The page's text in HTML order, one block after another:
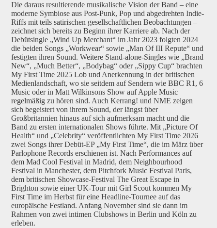
Die daraus resultierende musikalische Vision der Band – eine
moderne Symbiose aus Post-Punk, Pop und abgedrehten Indie-
Riffs mit teils satirischen gesellschaftlichen Beobachtungen –
zeichnet sich bereits zu Beginn ihrer Karriere ab. Nach der
Debütsingle „Wind Up Merchant“ im Jahr 2023 folgten 2024
die beiden Songs „Workwear“ sowie „Man Of III Repute“ und
festigten ihren Sound. Weitere Stand-alone-Singles wie „Brand
New“, „Much Better“, „Bodybag“ oder „Sippy Cup“ brachten
My First Time 2025 Lob und Anerkennung in der britischen
Medienlandschaft, wo sie seitdem auf Sendern wie BBC R1, 6
Music oder in Matt Wilkinsons Show auf Apple Music
regelmäßig zu hören sind. Auch Kerrang! und NME zeigen
sich begeistert von ihrem Sound, der längst über
Großbritannien hinaus auf sich aufmerksam macht und die
Band zu ersten internationalen Shows führte. Mit „Picture Of
Health“ und „Celebrity“ veröffentlichten My First Time 2026
zwei Songs ihrer Debüt-EP „My First Time“, die im März über
Parlophone Records erschienen ist. Nach Performances auf
dem Mad Cool Festival in Madrid, dem Neighbourhood
Festival in Manchester, dem Pitchfork Music Festival Paris,
dem britischen Showcase-Festival The Great Escape in
Brighton sowie einer UK-Tour mit Girl Scout kommen My
First Time im Herbst für eine Headline-Tournee auf das
europäische Festland. Anfang November sind sie dann im
Rahmen von zwei intimen Clubshows in Berlin und Köln zu
erleben.